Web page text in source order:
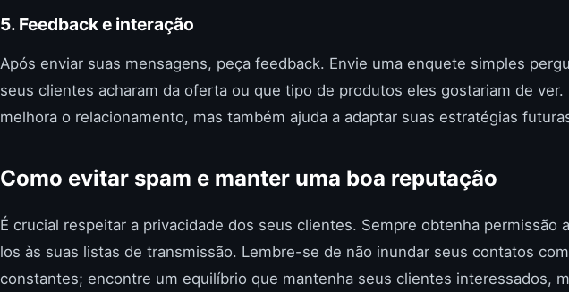
5. Feedback e interação
Após enviar suas mensagens, peça feedback. Envie uma enquete simples
seus clientes acharam da oferta ou que tipo de produtos eles gostariam de ver.
melhora o relacionamento, mas também ajuda a adaptar suas estratégias
Como evitar spam e manter uma boa reputação
É crucial respeitar a privacidade dos seus clientes. Sempre obtenha permissão
los às suas listas de transmissão. Lembre-se de não inundar seus contatos
constantes; encontre um equilíbrio que mantenha seus clientes interessados,